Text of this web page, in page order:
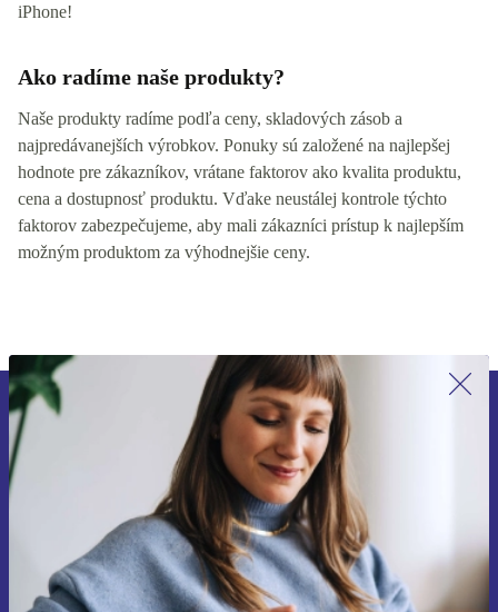
iPhone!
Ako radíme naše produkty?
Naše produkty radíme podľa ceny, skladových zásob a
najpredávanejších výrobkov. Ponuky sú založené na najlepšej
hodnote pre zákazníkov, vrátane faktorov ako kvalita produktu,
cena a dostupnosť produktu. Vďake neustálej kontrole týchto
faktorov zabezpečujeme, aby mali zákazníci prístup k najlepším
možným produktom za výhodnejšie ceny.
Prihláste sa prvýkrát na newsletter!
Už nikdy nezmeškajte ponuku.
Zaregistrovať sa